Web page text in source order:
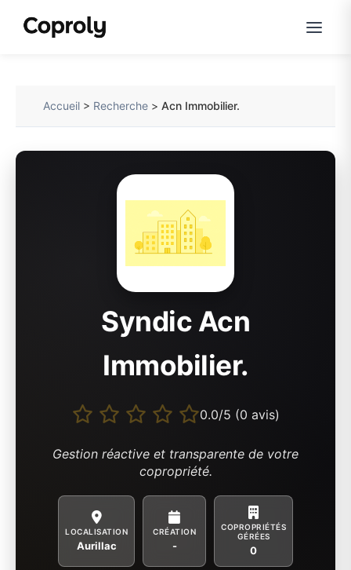
Accueil > Recherche >Acn Immobilier.
Syndic Acn
Immobilier.
0.0/5 (0 avis)
Gestion réactive et transparente de votre
copropriété.
LOCALISATION
Aurillac
CRÉATION
-
COPROPRIÉTÉS
GÉRÉES
0